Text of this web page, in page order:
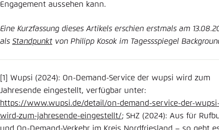
Engagement aussehen kann.
Eine Kurzfassung dieses Artikels erschien erstmals am
als Standpunkt von Philipp Kosok im Tagessspiegel
[1] Wupsi (2024): On-Demand-Service der wupsi wird zum
Jahresende eingestellt, verfügbar unter:
https://www.wupsi.de/detail/on-demand-service-der-
wird-zum-jahresende-eingestellt/; SHZ (2024): Aus für